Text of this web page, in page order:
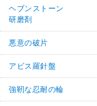
ヘブンストーン
研磨剤
悪意の破片
アビス羅針盤
強靭な忍耐の輪